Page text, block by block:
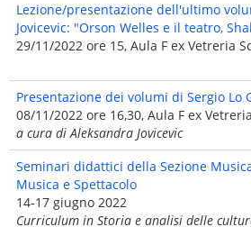
Lezione/presentazione dell'ultimo
Jovicevic: "Orson Welles e il teatro,
29/11/2022 ore 15, Aula F ex Vetreria
Presentazione dei volumi di Sergio Lo
08/11/2022 ore 16,30, Aula F ex
a cura di Aleksandra Jovicevic
Seminari didattici della Sezione
Musica e Spettacolo
14-17 giugno 2022
Curriculum in Storia e analisi delle